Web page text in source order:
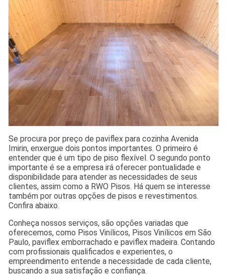
Se procura por preço de paviflex para cozinha Avenida
Imirin, enxergue dois pontos importantes. O primeiro é
entender que é um tipo de piso flexível. O segundo ponto
importante é se a empresa irá oferecer pontualidade e
disponibilidade para atender as necessidades de seus
clientes, assim como a RWO Pisos. Há quem se interesse
também por outras opções de pisos e revestimentos.
Confira abaixo.
Conheça nossos serviços, são opções variadas que
oferecemos, como Pisos Vinílicos, Pisos Vinílicos em São
Paulo, paviflex emborrachado e paviflex madeira. Contando
com profissionais qualificados e experientes, o
empreendimento entende a necessidade de cada cliente,
buscando a sua satisfação e confiança.